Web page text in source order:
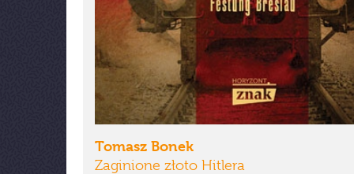
Tomasz Bonek
Zaginione złoto Hitlera